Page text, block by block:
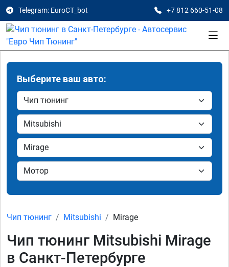
Telegram: EuroCT_bot +7 812 660-51-08
Выберите ваш авто:
Чип тюнинг Mitsubishi Mirage
Чип тюнинг Mitsubishi Mirage
в Санкт-Петербурге